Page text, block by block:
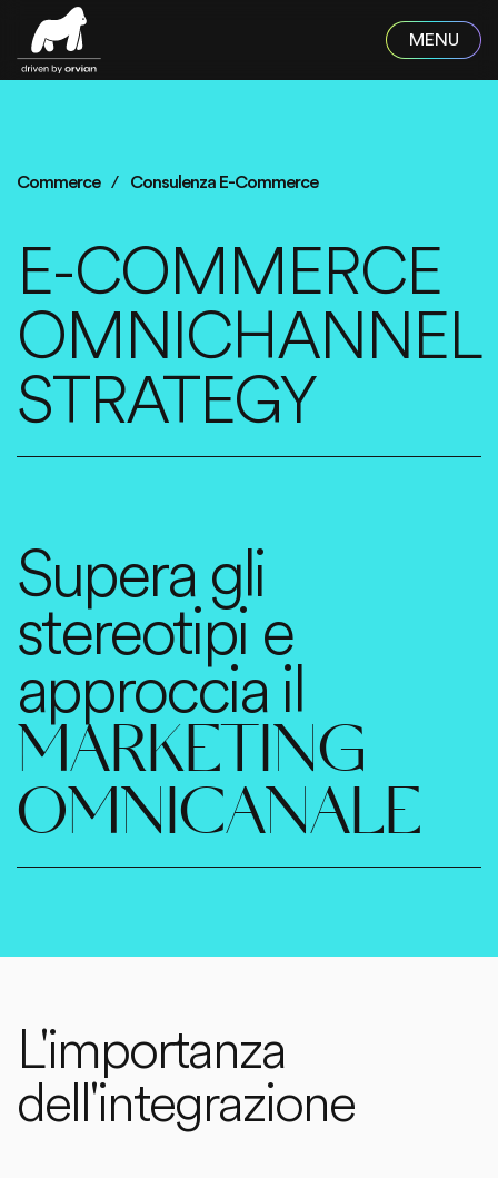
Skip to main content
Commerce Consulenza E-Commerce
E-COMMERCE
OMNICHANNEL
STRATEGY
Supera gli
stereotipi e
approccia il
MARKETING
OMNICANALE
L'importanza
dell'integrazione